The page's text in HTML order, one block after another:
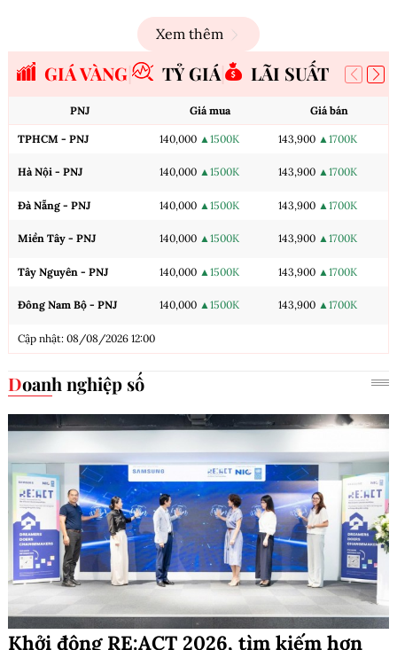
Xem thêm
GIÁ VÀNG TỶ GIÁ LÃI SUẤT
PNJ Giá mua Giá bán
TPHCM - PNJ 140,000 ▲1500K 143,900 ▲1700K
Hà Nội - PNJ 140,000 ▲1500K 143,900 ▲1700K
Đà Nẵng - PNJ 140,000 ▲1500K 143,900 ▲1700K
Miền Tây - PNJ 140,000 ▲1500K 143,900 ▲1700K
Tây Nguyên - PNJ 140,000 ▲1500K 143,900 ▲1700K
Đông Nam Bộ - PNJ 140,000 ▲1500K 143,900 ▲1700K
Cập nhật: 08/08/2026 12:00
Doanh nghiệp số
Khởi động RE:ACT 2026, tìm kiếm hơn